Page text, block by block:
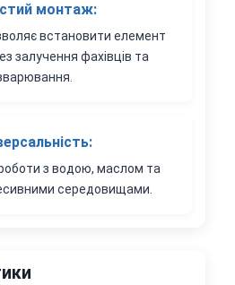
монтаж:
встановити елемент
залучення фахівців та
з водою, маслом та
середовищами.